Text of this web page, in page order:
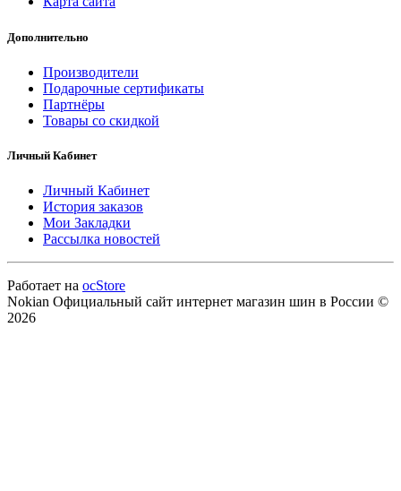
Дополнительно
Производители
Подарочные сертификаты
Партнёры
Товары со скидкой
Личный Кабинет
Личный Кабинет
История заказов
Мои Закладки
Рассылка новостей
Работает на ocStore
Nokian Официальный сайт интернет магазин шин в России ©
2026